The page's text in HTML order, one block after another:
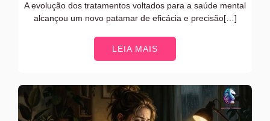
A evolução dos tratamentos voltados para a saúde mental
alcançou um novo patamar de eficácia e precisão[…]
LEIA MAIS